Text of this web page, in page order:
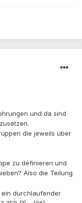
und da sind
die jeweils über
zu definieren und
Also die Teilung
ein durchlaufender